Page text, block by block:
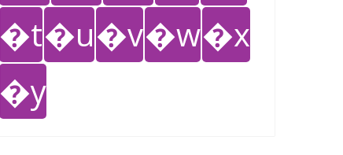
�t�u�v�w�x
�y